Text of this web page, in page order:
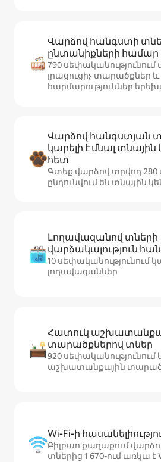
Վարձով հանգստի
ընտանիքների համար
790
լրացուցիչ տարածքներ և
հարմարություններ
Վարձով հանգստյան
կարելի է մնալ
հետ
Գտեք վարձով տրվող
ընդունվում են տնային
Լողավազանով տների
վարձակալություն
10 սեփականությունում
լողավազաններ
Հատուկ
տարածքներով տներ
920
աշխատանքային
Wi-Fi-ի
Բիլբաո քաղաքում
տներից 1 670-ում առկա է